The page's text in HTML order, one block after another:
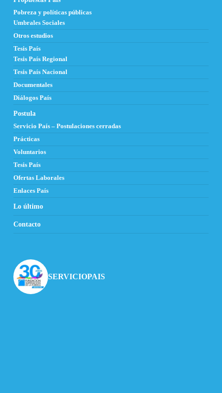
Pobreza y políticas públicas
Umbrales Sociales
Otros estudios
Tesis País
Tesis País Regional
Tesis País Nacional
Documentales
Diálogos País
Postula
Servicio País – Postulaciones cerradas
Prácticas
Voluntarios
Tesis País
Ofertas Laborales
Enlaces País
Lo último
Contacto
SERVICIOPAIS